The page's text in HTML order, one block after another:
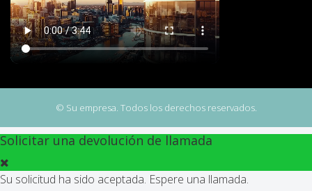
© Su empresa. Todos los derechos reservados.
Solicitar una devolución de llamada
Su solicitud ha sido aceptada. Espere una llamada.